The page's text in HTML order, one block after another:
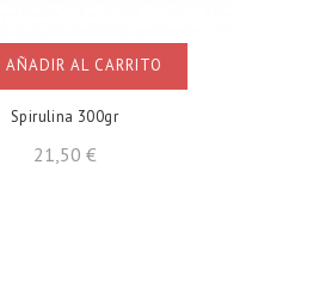
AÑADIR AL CARRITO
Spirulina 300gr
21,50 €Precio